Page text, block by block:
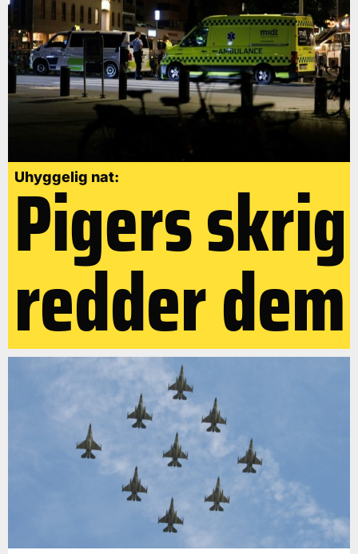
Uhyggelig nat:
Pigers skrig
redder dem